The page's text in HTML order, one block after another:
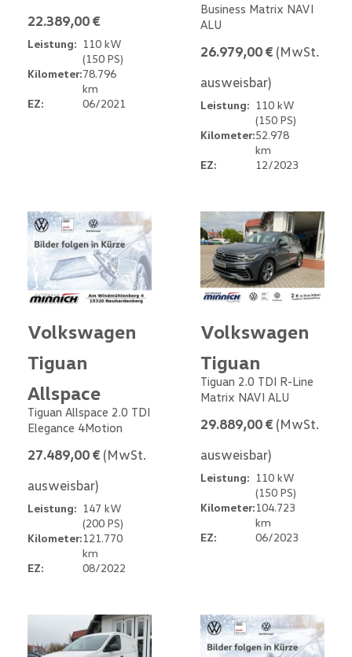
22.389,00 €
Leistung: 110 kW
(150 PS)
Kilometer:78.796
km
EZ:
06/2021
Business Matrix NAVI
ALU
26.979,00 € (MwSt.
ausweisbar)
Leistung: 110 kW
(150 PS)
Kilometer:52.978
km
EZ:
12/2023
Volkswagen
Tiguan
Allspace
Tiguan Allspace 2.0 TDI
Elegance 4Motion
27.489,00 € (MwSt.
ausweisbar)
Leistung: 147 kW
(200 PS)
Kilometer:121.770
km
EZ:
08/2022
Volkswagen
Tiguan
Tiguan 2.0 TDI R-Line
Matrix NAVI ALU
29.889,00 € (MwSt.
ausweisbar)
Leistung: 110 kW
(150 PS)
Kilometer:104.723
km
EZ:
06/2023